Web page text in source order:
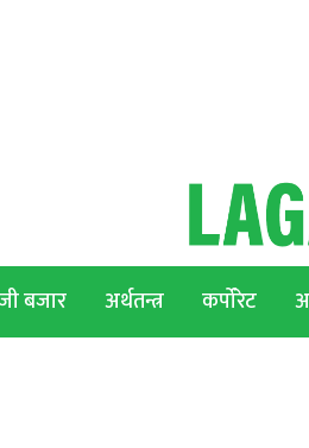
बजार अर्थतन्त्र कर्पोरेट